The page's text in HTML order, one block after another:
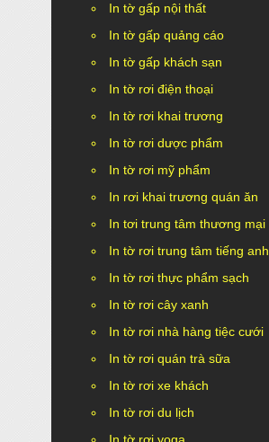
In tờ gấp nội thất
In tờ gấp quảng cáo
In tờ gấp khách sạn
In tờ rơi điện thoại
In tờ rơi khai trương
In tờ rơi dược phẩm
In tờ rơi mỹ phẩm
In rơi khai trương quán ăn
In tơi trung tâm thương mại
In tờ rơi trung tâm tiếng anh
In tờ rơi thực phẩm sạch
In tờ rơi cây xanh
In tờ rơi nhà hàng tiệc cưới
In tờ rơi quán trà sữa
In tờ rơi xe khách
In tờ rơi du lịch